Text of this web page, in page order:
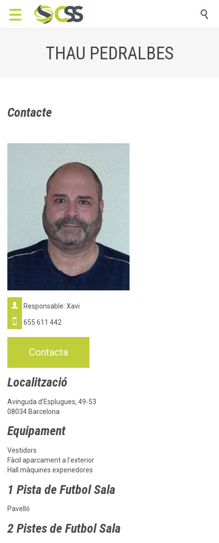

THAU PEDRALBES
Contacte

Responsable: Xavi

655 611 442
Contacta
Localització
Avinguda d’Esplugues, 49-53
08034 Barcelona
Equipament
Vestidors
Fàcil aparcament a l’exterior
Hall màquines expenedores
1 Pista de Futbol Sala
Pavelló
2 Pistes de Futbol Sala